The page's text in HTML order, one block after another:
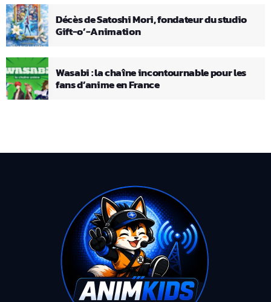
Décès de Satoshi Mori, fondateur du studio
Gift-o’-Animation
Wasabi : la chaîne incontournable pour les
fans d’anime en France